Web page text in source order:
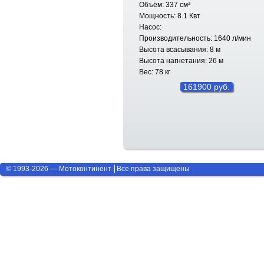
Объём: 337 см³
Мощность: 8.1 Квт
Насос:
Производительность: 1640 л/мин
Высота всасывания: 8 м
Высота нагнетания: 26 м
Вес: 78 кг
161900 руб.
© 1993-2026 — Мотоконтинент Все права защищены